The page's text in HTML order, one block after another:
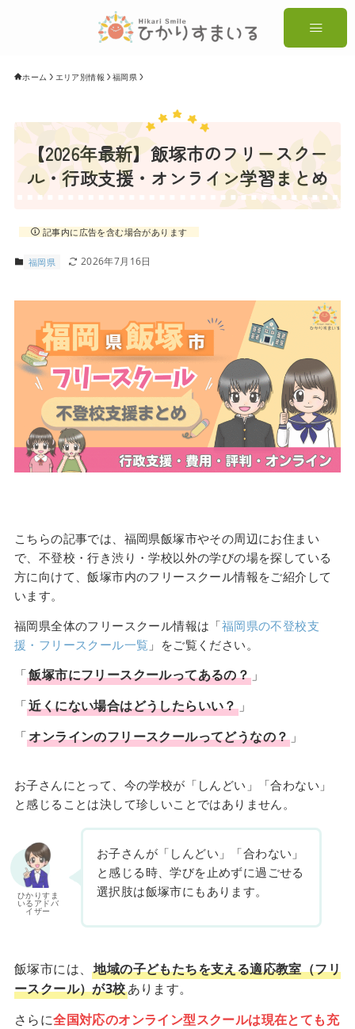
ホーム エリア別情報 福岡県
【2026年最新】飯塚市のフリースクー
ル・行政支援・オンライン学習まとめ
記事内に広告を含む場合があります
福岡県 2026年7月16日
こちらの記事では、福岡県飯塚市やその周辺にお住まい
で、不登校・行き渋り・学校以外の学びの場を探している
方に向けて、飯塚市内のフリースクール情報をご紹介して
います。
福岡県全体のフリースクール情報は「福岡県の不登校支
援・フリースクール一覧 」をご覧ください。
「飯塚市にフリースクールってあるの？ 」
「近くにない場合はどうしたらいい？」
「オンラインのフリースクールってどうなの？ 」
お子さんにとって、今の学校が「しんどい」「合わない」
と感じることは決して珍しいことではありません。
ひかりすま
いるアドバ
イザー
お子さんが「しんどい」「合わない」
と感じる時、学びを止めずに過ごせる
選択肢は飯塚市にもあります。
飯塚市には、地域の子どもたちを支える適応教室（フリ
ースクール）が3校あります。
さらに全国対応のオンライン型スクールは現在とても充